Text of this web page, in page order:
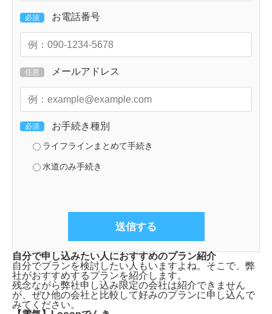
必須 お電話番号
任意 メールアドレス
必須 お手続き種別
ライフラインまとめて手続き
水道のみ手続き
自分で申し込みたい人におすすめのプラン紹介
自分でプランを検討したい人もいますよね。そこで、弊
社がおすすめするプランを紹介します。
残念ながら弊社申し込み限定の会社は紹介できません
が、ぜひ他の会社と比較して好みのプランに申し込んで
みてください。